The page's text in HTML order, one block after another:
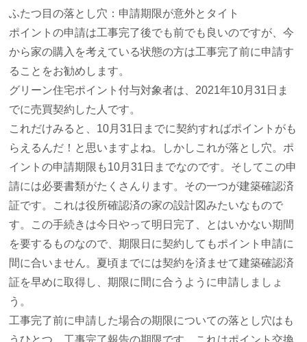
ふたつ目の落とし穴：申請期限が意外とタイト
ポイントの申請は工事完了後でも前でも良いのですが、今
から家の購入を考えている状態の方は工事完了前に申請す
ることをお勧めします。
グリーン住宅ポイント付与対象者は、2021年10月31日ま
でに売買契約した人です。
これだけみると、10月31日までに契約すればポイントがも
らえるんだ！と思いますよね。しかしこれが落とし穴。ポ
イントの申請期限も10月31日までなのです。そしてこの申
請には必要書類がたくさんります。その一つが建築確認済
証です。これは役所確認済の家の設計図みたいなもので
す。この手続きは今日やって明日完了、とはいかない期間
を要するものなので、期限日に契約してもポイント申請に
間に合いません。夏頃までには契約を済ませて建築確認済
証を早めに取得し、期限に間に合うように申請しましょ
う。
工事完了前に申請した場合の期限についての落とし穴はも
うひとつ。工事完了報告の期限です。これはポイント交換